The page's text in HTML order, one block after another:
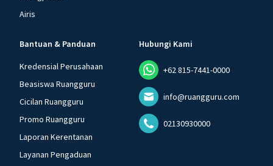
Airis
Bantuan & Panduan
Kredensial Perusahaan
Beasiswa Ruangguru
Cicilan Ruangguru
Promo Ruangguru
Laporan Kerentanan
Layanan Pengaduan
Hubungi Kami
+62 815-7441-0000
info@ruangguru.com
02130930000